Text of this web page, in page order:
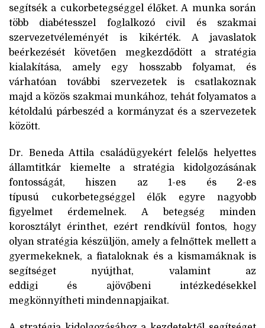
segítsék a cukorbetegséggel élőket. A munka során
több diabétesszel foglalkozó civil és szakmai
szervezetvéleményét is kikérték. A javaslatok
beérkezését követően megkezdődött a stratégia
kialakítása, amely egy hosszabb folyamat, és
várhatóan további szervezetek is csatlakoznak
majd a közös szakmai munkához, tehát folyamatos a
kétoldalú párbeszéd a kormányzat és a szervezetek
között.
Dr. Beneda Attila családügyekért felelős helyettes
államtitkár kiemelte a stratégia kidolgozásának
fontosságát, hiszen az 1-es és 2-es
típusú cukorbetegséggel élők egyre nagyobb
figyelmet érdemelnek. A betegség minden
korosztályt érinthet, ezért rendkívül fontos, hogy
olyan stratégia készüljön, amely a felnőttek mellett a
gyermekeknek, a fiataloknak és a kismamáknak is
segítséget nyújthat, valamint az
eddigi és ajövőbeni intézkedésekkel
megkönnyítheti mindennapjaikat.